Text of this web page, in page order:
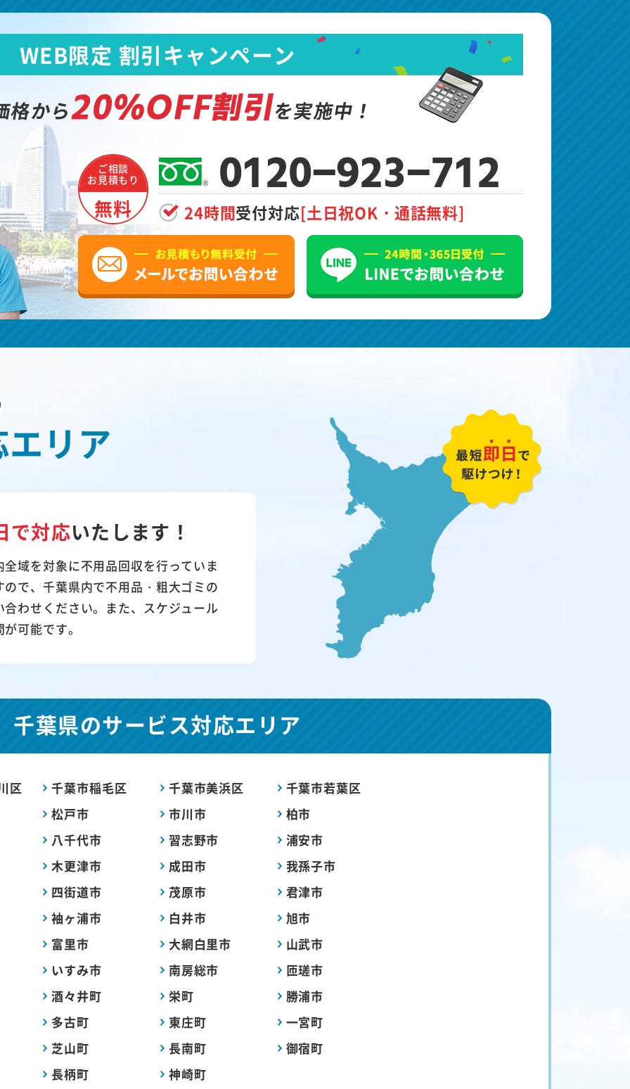
WEB限定 割引キャンペーン
格から20%OFF割引を実施中！
ご相談
お見積もり
無料
0120-923-712
24時間受付対応[土日祝OK・通話無料]
リア
で対応いたします！
域を対象に不用品回収を行っていま
で、千葉県内で不用品・粗大ゴミの
わせください。また、スケジュール
可能です。
千葉県のサービス対応エリア
区 千葉市稲毛区 千葉市美浜区
千葉市若葉区
松戸市
市川市
柏市
八千代市
習志野市
浦安市
木更津市
成田市
我孫子市
四街道市
茂原市
君津市
袖ヶ浦市
白井市
旭市
富里市
大網白里市
山武市
いすみ市
南房総市
匝瑳市
酒々井町
栄町
勝浦市
多古町
東庄町
一宮町
芝山町
長南町
御宿町
長柄町
神崎町